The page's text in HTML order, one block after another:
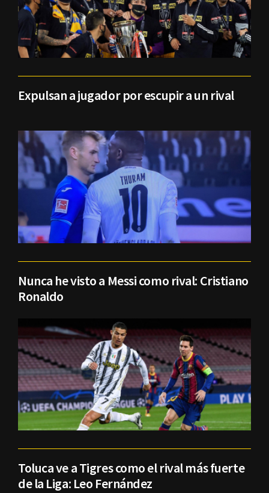
Expulsan a jugador por escupir a un rival
Nunca he visto a Messi como rival: Cristiano
Ronaldo
Toluca ve a Tigres como el rival más fuerte
de la Liga: Leo Fernández